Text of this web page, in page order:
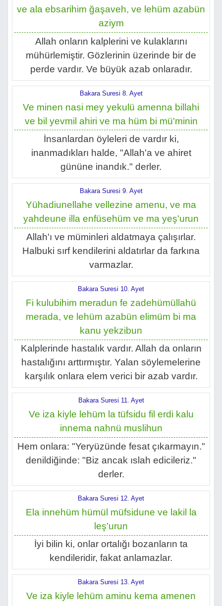
ve ala ebsarihim ğaşaveh, ve lehüm azabün
aziym
Allah onların kalplerini ve kulaklarını
mühürlemiştir. Gözlerinin üzerinde bir de
perde vardır. Ve büyük azab onlaradır.
Bakara Suresi 8. Ayet
Ve minen nasi mey yekulü amenna billahi
ve bil yevmil ahiri ve ma hüm bi mü'minin
İnsanlardan öyleleri de vardır ki,
inanmadıkları halde, "Allah'a ve ahiret
gününe inandık." derler.
Bakara Suresi 9. Ayet
Yühadiunellahe vellezine amenu, ve ma
yahdeune illa enfüsehüm ve ma yeş'urun
Allah'ı ve müminleri aldatmaya çalışırlar.
Halbuki sırf kendilerini aldatırlar da farkına
varmazlar.
Bakara Suresi 10. Ayet
Fi kulubihim meradun fe zadehümüllahü
merada, ve lehüm azabün elimüm bi ma
kanu yekzibun
Kalplerinde hastalık vardır. Allah da onların
hastalığını arttırmıştır. Yalan söylemelerine
karşılık onlara elem verici bir azab vardır.
Bakara Suresi 11. Ayet
Ve iza kiyle lehüm la tüfsidu fil erdi kalu
innema nahnü muslihun
Hem onlara: "Yeryüzünde fesat çıkarmayın."
denildiğinde: "Biz ancak ıslah edicileriz."
derler.
Bakara Suresi 12. Ayet
Ela innehüm hümül müfsidune ve lakil la
leş'urun
İyi bilin ki, onlar ortalığı bozanların ta
kendileridir, fakat anlamazlar.
Bakara Suresi 13. Ayet
Ve iza kiyle lehüm aminu kema amenen